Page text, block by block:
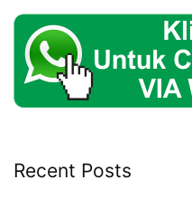
Recent Posts